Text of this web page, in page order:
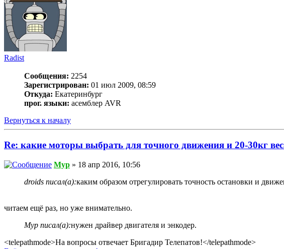
Radist
Сообщения: 2254
Зарегистрирован: 01 июл 2009, 08:59
Откуда: Екатеринбург
прог. языки: асемблер AVR
Вернуться к началу
Re: какие моторы выбрать для точного движения и 20-30кг
Myp » 18 апр 2016, 10:56
droids писал(а):каким образом отрегулировать точность остановки и
читаем ещё раз, но уже внимательно.
Myp писал(а):нужен драйвер двигателя и энкодер.
<telepathmode>На вопросы отвечает Бригадир Телепатов!</telepathmode>